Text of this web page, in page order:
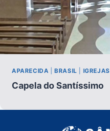
APARECIDA |BRASIL IGREJAS
Capela do Santíssimo